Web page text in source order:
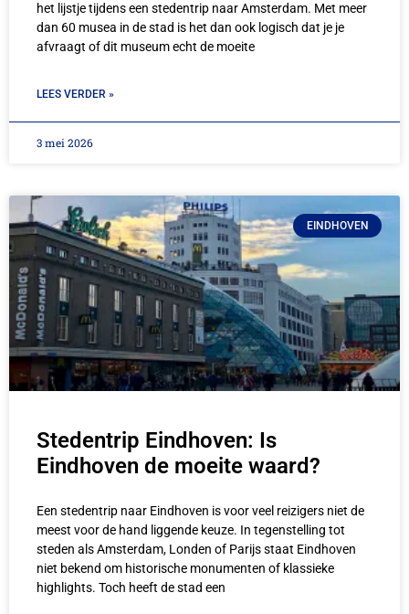
het lijstje tijdens een stedentrip naar Amsterdam. Met meer
dan 60 musea in de stad is het dan ook logisch dat je je
afvraagt of dit museum echt de moeite
LEES VERDER »
3 mei 2026
EINDHOVEN
Stedentrip Eindhoven: Is
Eindhoven de moeite waard?
Een stedentrip naar Eindhoven is voor veel reizigers niet de
meest voor de hand liggende keuze. In tegenstelling tot
steden als Amsterdam, Londen of Parijs staat Eindhoven
niet bekend om historische monumenten of klassieke
highlights. Toch heeft de stad een